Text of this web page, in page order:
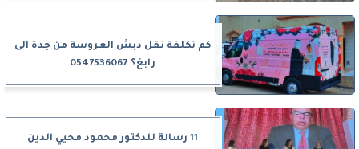
كم تكلفة نقل دبش العروسة من جدة الى
رابغ؟ 0547536067
11 رسالة للدكتور محمود محيي الدين